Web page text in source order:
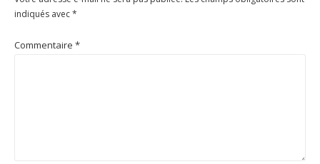
indiqués avec*
Commentaire *